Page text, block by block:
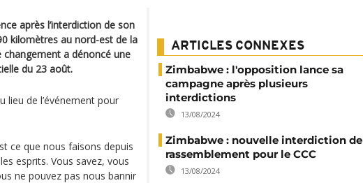
après l’interdiction de son
kilomètres au nord-est de la
a dénoncé une
du 23 août.
lieu de l’événement pour
ce que nous faisons depuis
esprits. Vous savez, vous
ne pouvez pas nous bannir
ARTICLES CONNEXES
Zimbabwe : l'opposition lance sa
campagne après plusieurs
interdictions
13/08/2024
Zimbabwe : nouvelle interdiction de
rassemblement pour le CCC
13/08/2024